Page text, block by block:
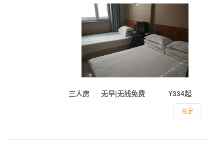
三人房 ¥334起
无早|无线免费
预定